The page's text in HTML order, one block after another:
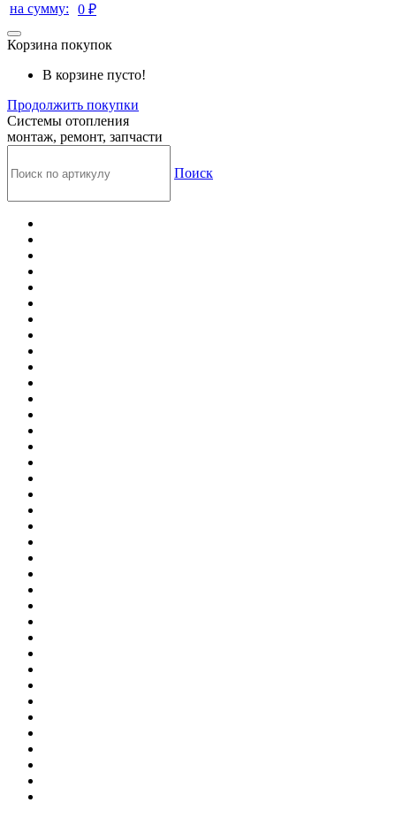
на сумму:
0 ₽
Корзина покупок
В корзине пусто!
Продолжить покупки
Системы отопления
монтаж, ремонт, запчасти
Поиск